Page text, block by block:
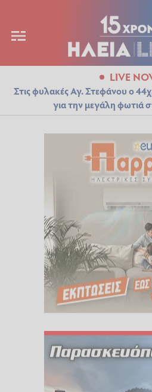
LIVE
Στις φυλακές Αγ. Στεφάνου ο
για την μεγάλη φωτιά